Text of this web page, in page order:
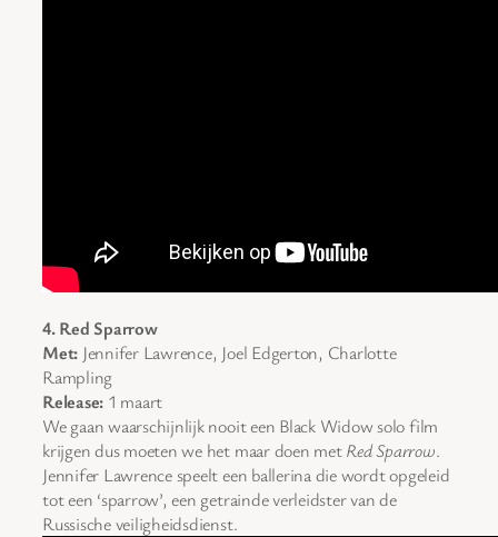
4. Red Sparrow
Met: Jennifer Lawrence, Joel Edgerton, Charlotte
Rampling
Release: 1 maart
We gaan waarschijnlijk nooit een Black Widow solo film
krijgen dus moeten we het maar doen metRed Sparrow.
Jennifer Lawrence speelt een ballerina die wordt opgeleid
tot een ‘sparrow’, een getrainde verleidster van de
Russische veiligheidsdienst.